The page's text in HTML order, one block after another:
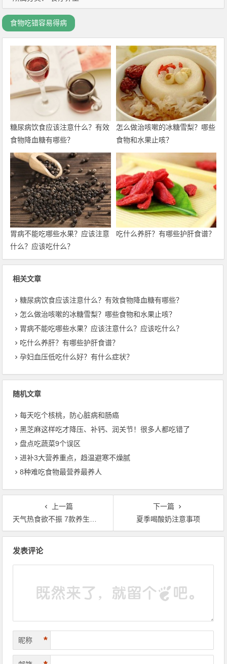
食物吃错容易得病
糖尿病饮食应该注意什么？有效
食物降血糖有哪些？
怎么做治咳嗽的冰糖雪梨？哪些
食物和水果止咳？
胃病不能吃哪些水果？应该注意
什么？应该吃什么？
吃什么养肝？有哪些护肝食谱？
相关文章
糖尿病饮食应该注意什么？有效食物降血糖有哪些？
怎么做治咳嗽的冰糖雪梨？哪些食物和水果止咳？
胃病不能吃哪些水果？应该注意什么？应该吃什么？
吃什么养肝？有哪些护肝食谱？
孕妇血压低吃什么好？有什么症状？
随机文章
每天吃个核桃，防心脏病和肠癌
黑芝麻这样吃才降压、补钙、润关节！很多人都吃错了
盘点吃蔬菜9个误区
进补3大营养重点，趋温避寒不燥腻
8种难吃食物最营养最养人
上一篇
天气热食欲不振 7款养生粥开胃
下一篇
夏季喝酸奶注意事项
发表评论
昵称 *